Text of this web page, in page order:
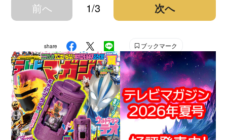
前へ 1/3 次へ
share ブックマーク